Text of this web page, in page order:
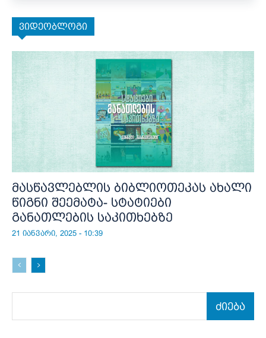
ვიდეობლოგი
მასწავლებლის ბიბლიოთეკას ახალი
წიგნი შეემატა- სტატიები
განათლების საკითხებზე
21 იანვარი, 2025 - 10:39
ძიება